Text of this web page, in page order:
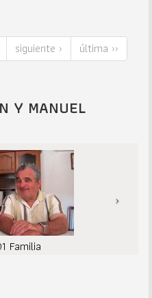
siguiente › última ››
Y MANUEL
Familia